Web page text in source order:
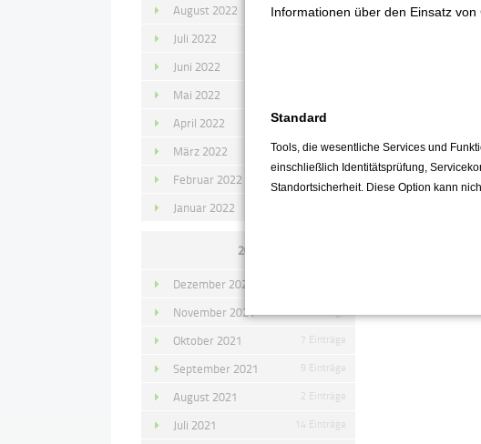
August 2022 4 Einträge
Juli 2022
Juni 2022
Mai 2022
April 2022 8 Einträge
März 2022 15 Einträge
Februar 2022
Januar 2022
2021
Dezember 2021
November 2021
Oktober 2021 7 Einträge
September 2021 9 Einträge
August 2021 2 Einträge
Juli 2021 14 Einträge
Informationen über den Einsatz
Standard
Tools, die wesentliche Services und
einschließlich Identitätsprüfung,
Standortsicherheit. Diese Option kann